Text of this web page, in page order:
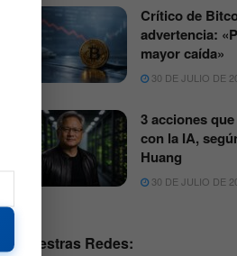
Crítico de
advertencia:
mayor caída»
30 DE JULIO DE
3 acciones
con la IA,
Huang
30 DE JULIO DE
Nuestras Redes: